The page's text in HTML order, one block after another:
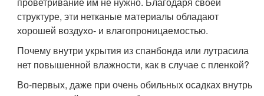
структуре, эти нетканые материалы обладают
хорошей воздухо- и влагопроницаемостью.
Почему внутри укрытия из спанбонда или лутрасила
нет повышенной влажности, как в случае с пленкой?
Во-первых, даже при очень обильных осадках внутрь